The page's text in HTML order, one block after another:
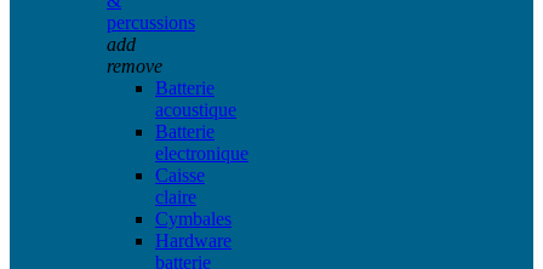
percussions
add
remove
Batterie
acoustique
Batterie
electronique
Caisse
claire
Cymbales
Hardware
batterie